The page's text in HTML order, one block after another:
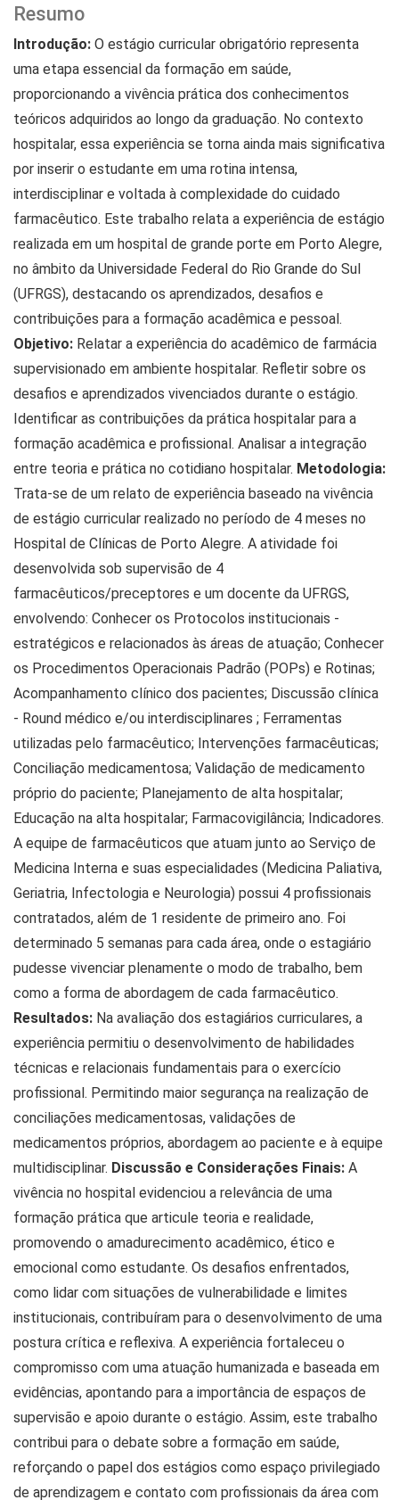
Resumo
Introdução: O estágio curricular obrigatório representa
uma etapa essencial da formação em saúde,
proporcionando a vivência prática dos conhecimentos
teóricos adquiridos ao longo da graduação. No contexto
hospitalar, essa experiência se torna ainda mais significativa
por inserir o estudante em uma rotina intensa,
interdisciplinar e voltada à complexidade do cuidado
farmacêutico. Este trabalho relata a experiência de estágio
realizada em um hospital de grande porte em Porto Alegre,
no âmbito da Universidade Federal do Rio Grande do Sul
(UFRGS), destacando os aprendizados, desafios e
contribuições para a formação acadêmica e pessoal.
Objetivo: Relatar a experiência do acadêmico de farmácia
supervisionado em ambiente hospitalar. Refletir sobre os
desafios e aprendizados vivenciados durante o estágio.
Identificar as contribuições da prática hospitalar para a
formação acadêmica e profissional. Analisar a integração
entre teoria e prática no cotidiano hospitalar. Metodologia:
Trata-se de um relato de experiência baseado na vivência
de estágio curricular realizado no período de 4 meses no
Hospital de Clínicas de Porto Alegre. A atividade foi
desenvolvida sob supervisão de 4
farmacêuticos/preceptores e um docente da UFRGS,
envolvendo: Conhecer os Protocolos institucionais -
estratégicos e relacionados às áreas de atuação; Conhecer
os Procedimentos Operacionais Padrão (POPs) e Rotinas;
Acompanhamento clínico dos pacientes; Discussão clínica
- Round médico e/ou interdisciplinares ; Ferramentas
utilizadas pelo farmacêutico; Intervenções farmacêuticas;
Conciliação medicamentosa; Validação de medicamento
próprio do paciente; Planejamento de alta hospitalar;
Educação na alta hospitalar; Farmacovigilância; Indicadores.
A equipe de farmacêuticos que atuam junto ao Serviço de
Medicina Interna e suas especialidades (Medicina Paliativa,
Geriatria, Infectologia e Neurologia) possui 4 profissionais
contratados, além de 1 residente de primeiro ano. Foi
determinado 5 semanas para cada área, onde o estagiário
pudesse vivenciar plenamente o modo de trabalho, bem
como a forma de abordagem de cada farmacêutico.
Resultados: Na avaliação dos estagiários curriculares, a
experiência permitiu o desenvolvimento de habilidades
técnicas e relacionais fundamentais para o exercício
profissional. Permitindo maior segurança na realização de
conciliações medicamentosas, validações de
medicamentos próprios, abordagem ao paciente e à equipe
multidisciplinar. Discussão e Considerações Finais: A
vivência no hospital evidenciou a relevância de uma
formação prática que articule teoria e realidade,
promovendo o amadurecimento acadêmico, ético e
emocional como estudante. Os desafios enfrentados,
como lidar com situações de vulnerabilidade e limites
institucionais, contribuíram para o desenvolvimento de uma
postura crítica e reflexiva. A experiência fortaleceu o
compromisso com uma atuação humanizada e baseada em
evidências, apontando para a importância de espaços de
supervisão e apoio durante o estágio. Assim, este trabalho
contribui para o debate sobre a formação em saúde,
reforçando o papel dos estágios como espaço privilegiado
de aprendizagem e contato com profissionais da área com